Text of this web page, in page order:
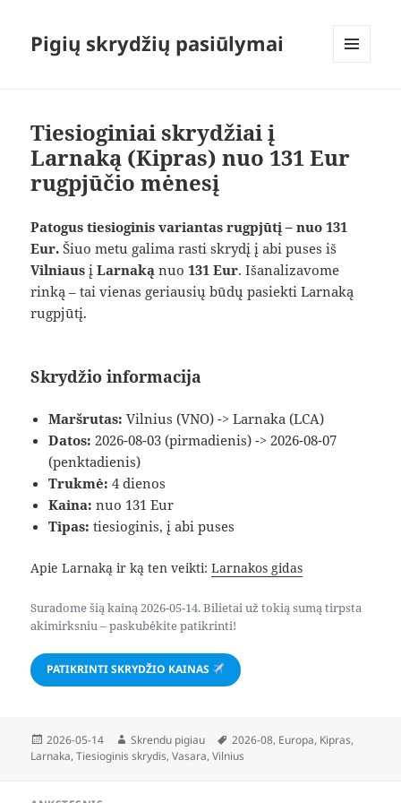
Pigių skrydžių pasiūlymai
Tiesioginiai skrydžiai į
Larnaką (Kipras) nuo 131 Eur
rugpjūčio mėnesį
Patogus tiesioginis variantas rugpjūtį – nuo 131
Eur. Šiuo metu galima rasti skrydį į abi puses iš
Vilniaus įLarnaką nuo131 Eur. Išanalizavome
rinką – tai vienas geriausių būdų pasiekti Larnaką
rugpjūtį.
Skrydžio informacija
Maršrutas: Vilnius (VNO) -> Larnaka (LCA)
Datos: 2026-08-03 (pirmadienis) -> 2026-08-07
(penktadienis)
Trukmė: 4 dienos
Kaina: nuo 131 Eur
Tipas: tiesioginis, į abi puses
Apie Larnaką ir ką ten veikti:Larnakos gidas
Suradome šią kainą 2026-05-14. Bilietai už tokią sumą tirpsta
akimirksniu – paskubėkite patikrinti!
PATIKRINTI SKRYDŽIO KAINAS
Paskelbta
2026-05-14 Autorius
Skrendu pigiau Žymos
2026-08, Europa, Kipras,
Larnaka,Tiesioginis skrydis,Vasara,Vilnius